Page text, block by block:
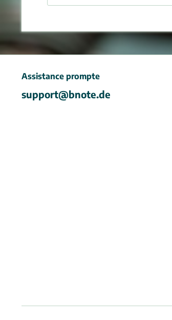
Assistance prompte
support@bnote.de